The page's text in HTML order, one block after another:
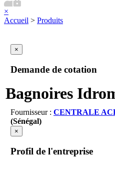
×
Accueil > Produits
×
Demande de cotation
Bagnoires
Fournisseur : CENTRALE
(Sénégal)
×
Profil de l'entreprise